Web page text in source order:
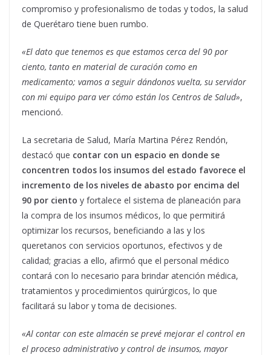
compromiso y profesionalismo de todas y todos, la salud
de Querétaro tiene buen rumbo.
«El dato que tenemos es que estamos cerca del 90 por
ciento, tanto en material de curación como en
medicamento; vamos a seguir dándonos vuelta, su servidor
con mi equipo para ver cómo están los Centros de Salud»,
mencionó.
La secretaria de Salud, María Martina Pérez Rendón,
destacó que contar con un espacio en donde se
concentren todos los insumos del estado favorece el
incremento de los niveles de abasto por encima del
90 por ciento y fortalece el sistema de planeación para
la compra de los insumos médicos, lo que permitirá
optimizar los recursos, beneficiando a las y los
queretanos con servicios oportunos, efectivos y de
calidad; gracias a ello, afirmó que el personal médico
contará con lo necesario para brindar atención médica,
tratamientos y procedimientos quirúrgicos, lo que
facilitará su labor y toma de decisiones.
«Al contar con este almacén se prevé mejorar el control en
el proceso administrativo y control de insumos, mayor